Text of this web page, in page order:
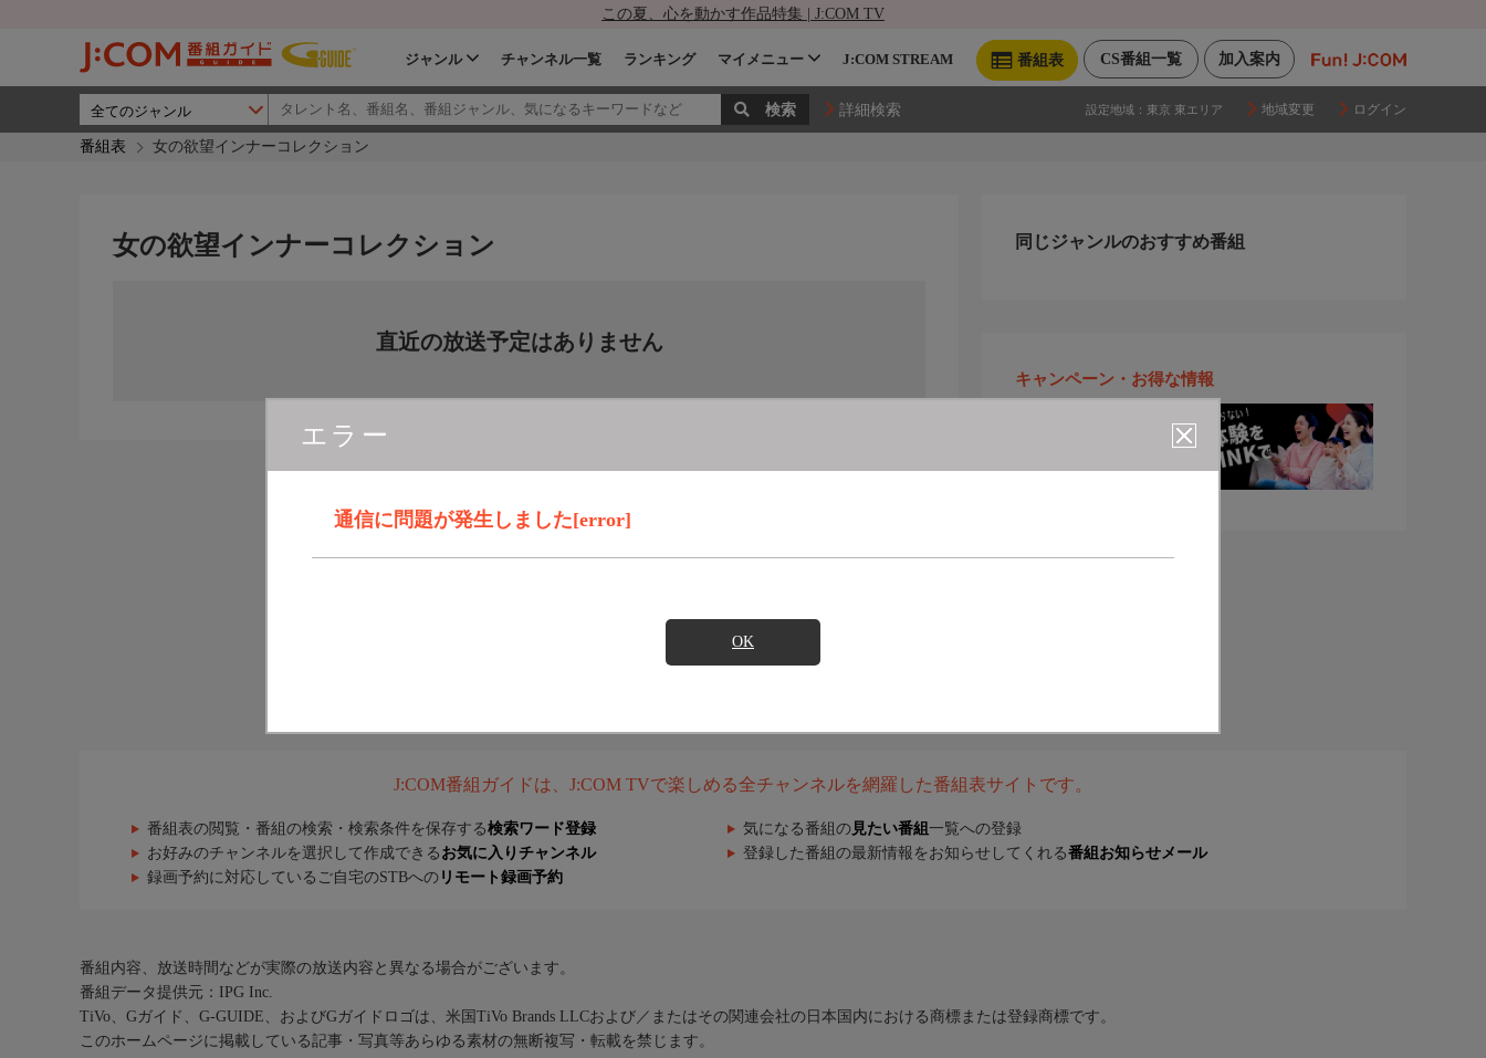
この夏、心を動かす作品特集 | J:COM TV
加入案内
CS番組一覧
番組表
ジャンル チャンネル一覧 ランキング マイメニュー J:COM STREAM
詳細検索 設定地域： 東京 東エリア 地域変更 ログイン
番組表 女の欲望インナーコレクション
エラー
通信に問題が発生しました[error]
OK
女の欲望インナーコレクション
直近の放送予定はありません
同じジャンルのおすすめ番組
キャンペーン・お得な情報
J:COM番組ガイドは、J:COM TVで楽しめる全チャンネルを網羅した番組表サイトです。
番組表の閲覧・番組の検索・検索条件を保存する検索ワード登録 気になる番組の 見たい番組 一覧への登録
お好みのチャンネルを選択して作成できる お気に入りチャンネル 登録した番組の最新情報をお知らせしてくれる番組お知らせメール
録画予約に対応しているご自宅のSTBへの リモート録画予約
番組内容、放送時間などが実際の放送内容と異なる場合がございます。
番組データ提供元：IPG Inc.
TiVo、Gガイド、G-GUIDE、およびGガイドロゴは、米国TiVo Brands LLCおよび／またはその関連会社の日本国内における商標または登録商標です。
このホームページに掲載している記事・写真等あらゆる素材の無断複写・転載を禁じます。